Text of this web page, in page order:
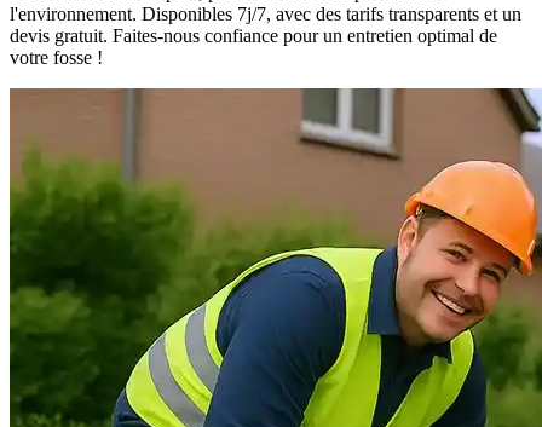
l'environnement. Disponibles 7j/7, avec des tarifs transparents et un
devis gratuit. Faites-nous confiance pour un entretien optimal de
votre fosse !